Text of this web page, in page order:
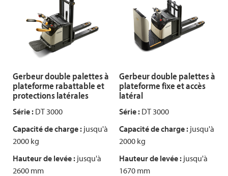
Gerbeur double palettes à
plateforme rabattable et
protections latérales
Série : DT 3000
Capacité de charge : jusqu'à
2000 kg
Hauteur de levée : jusqu'à
2600 mm
Gerbeur double palettes à
plateforme fixe et accès
latéral
Série : DT 3000
Capacité de charge : jusqu'à
2000 kg
Hauteur de levée : jusqu'à
1670 mm